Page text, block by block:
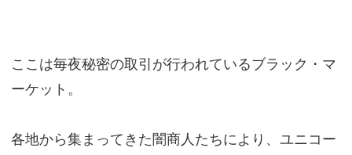
ここは毎夜秘密の取引が行われているブラック・マ
ーケット。
各地から集まってきた闇商人たちにより、ユニコー